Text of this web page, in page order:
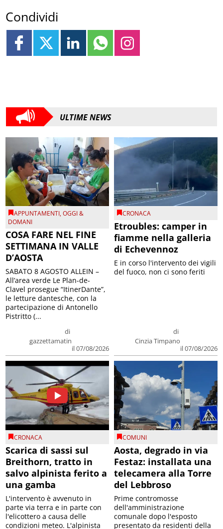
Condividi
ULTIME NEWS
APPUNTAMENTI,OGGI &
DOMANI
COSA FARE NEL FINE
SETTIMANA IN VALLE
D’AOSTA
di
gazzettamatin
il 07/08/2026
SABATO 8 AGOSTO ALLEIN –
All’area verde Le Plan-de-
Clavel prosegue “ItinerDante”,
le letture dantesche, con la
partecipazione di Antonello
Pistritto (...
CRONACA
Etroubles: camper in
fiamme nella galleria
di Echevennoz
di
Cinzia Timpano
il 07/08/2026
E in corso l'intervento dei vigili
del fuoco, non ci sono feriti
CRONACA
Scarica di sassi sul
Breithorn, tratto in
salvo alpinista ferito a
una gamba
L'intervento è avvenuto in
parte via terra e in parte con
l'elicottero a causa delle
condizioni meteo. L'alpinista
COMUNI
Aosta, degrado in via
Festaz: installata una
telecamera alla Torre
del Lebbroso
Prime contromosse
dell'amministrazione
comunale dopo l'esposto
presentato da residenti della